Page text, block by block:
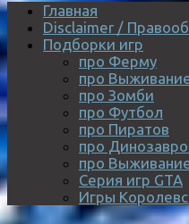
Главная
Disclaimer /
Подборки игр
про Ферму
про
про Зомби
про Футбол
про Пиратов
про
про
Серия игр GTA
Игры